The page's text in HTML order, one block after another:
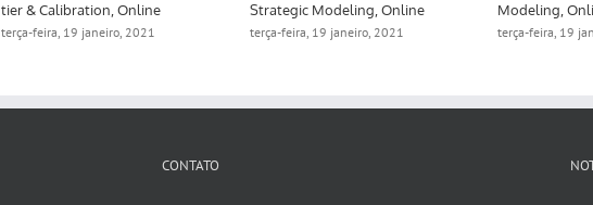
tier & Calibration, Online
terça-feira, 19 janeiro, 2021
Strategic Modeling, Online
terça-feira, 19 janeiro, 2021
Modeling,
terça-feira, 19
CONTATO